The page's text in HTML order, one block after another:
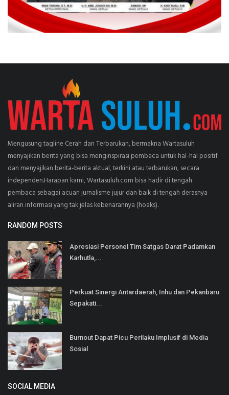
Mengusung tagline Cerah dan Terbarukan, bermakna Wartasuluh
menyajikan berita yang bisa menginspirasi pembaca untuk hal-hal positif
dan menyajikan berita-berita aktual, terkini atau terbarukan, secara
independen.Harapan kami, Wartasuluh.com bisa hadir di tengah
pembaca sebagai acuan jurnalisme jujur dan baik di tengah derasnya
aliran informasi yang tak jelas kebenarannya (hoaks).
RANDOM POSTS
Apresiasi Personel Tim Satgas Darat Padamkan
Karhutla,...
Perkuat Sinergi Antardaerah, Inhu dan Pekanbaru
Sepakati...
Burnout Dapat Picu Perilaku Implusif di Media
Sosial
SOCIAL MEDIA